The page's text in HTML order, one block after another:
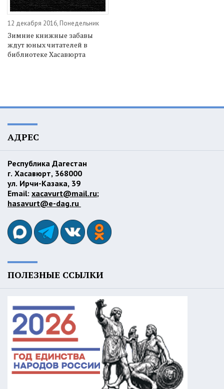
12 декабря 2016, Понедельник
Зимние книжные забавы
ждут юных читателей в
библиотеке Хасавюрта
АДРЕС
Республика Дагестан
г. Хасавюрт, 368000
ул. Ирчи-Казака, 39
Email: xacavurt@mail.ru;
hasavurt@e-dag.ru
ПОЛЕЗНЫЕ ССЫЛКИ